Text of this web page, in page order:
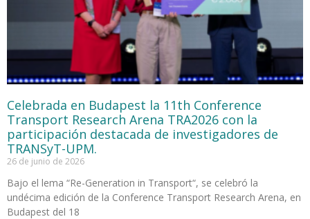
Celebrada en Budapest la 11th Conference
Transport Research Arena TRA2026 con la
participación destacada de investigadores de
TRANSyT-UPM.
26 de junio de 2026
Bajo el lema “Re-Generation in Transport“, se celebró la
undécima edición de la Conference Transport Research Arena, en
Budapest del 18